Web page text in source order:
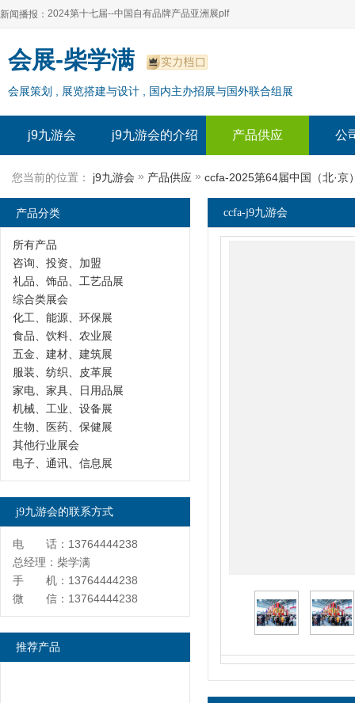
新闻播报：
2024上海自有品牌展--百货展|食品展 零售展|oem展
2024全球自有--品牌产品亚洲展（plf）
2024上海自有品牌展--2024上海oem 贴牌代加工展
2024第十七届--中国自有品牌产品亚洲展plf
2024全球自有--品牌产品亚洲展（plf）
2024年上海--第17届自有品牌展
会展-柴学满
会展策划 , 展览搭建与设计 , 国内主办招展与国外联合组展
j9九游会 j9九游会的介绍 产品供应 公
您当前的位置： j9九游会 » 产品供应 » ccfa-2025第64届中国（北·京
ccfa-j9九游会
产品分类
所有产品
咨询、投资、加盟
礼品、饰品、工艺品展
综合类展会
化工、能源、环保展
食品、饮料、农业展
五金、建材、建筑展
服装、纺织、皮革展
家电、家具、日用品展
机械、工业、设备展
生物、医药、保健展
其他行业展会
电子、通讯、信息展
j9九游会的联系方式
电 话：13764444238
总经理：柴学满
手 机：13764444238
微 信：13764444238
推荐产品